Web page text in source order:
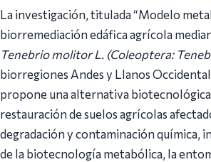
La investigación, titulada “Modelo
biorremediación edáfica agrícola
Tenebrio molitor L. (Coleoptera:
biorregiones Andes y Llanos
propone una alternativa
restauración de suelos agrícolas
degradación y contaminación química,
de la biotecnología metabólica, la